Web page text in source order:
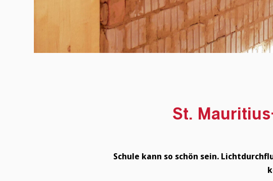
St.
Schule kann so schön sein.